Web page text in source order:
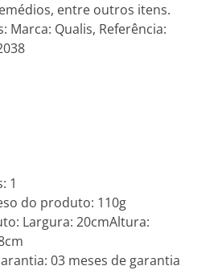
entre outros itens.
Marca: Qualis, Referência:
1
do produto: 110g
Largura: 20cmAltura:
03 meses de garantia